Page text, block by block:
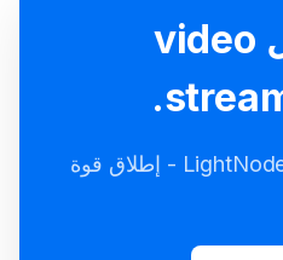
لا تفوت أفضل video
احتضن التميز مع LightNode VPS - إطلاق قوة